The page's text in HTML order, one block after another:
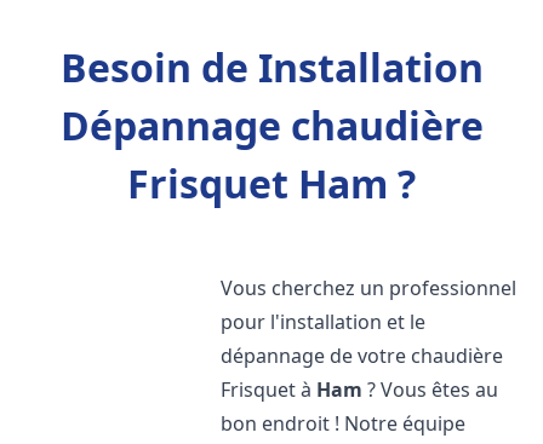
Besoin de Installation
Dépannage chaudière
Frisquet Ham ?
Vous cherchez un professionnel
pour l'installation et le
dépannage de votre chaudière
Frisquet à Ham ? Vous êtes au
bon endroit ! Notre équipe